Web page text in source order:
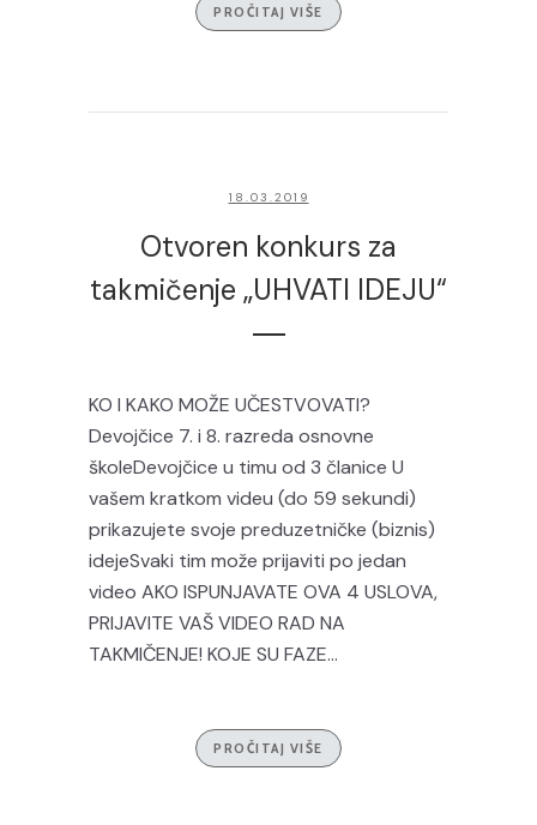
PROČITAJ VIŠE
18.03.2019
Otvoren konkurs za
takmičenje „UHVATI IDEJU“
KO I KAKO MOŽE UČESTVOVATI?
Devojčice 7. i 8. razreda osnovne
školeDevojčice u timu od 3 članice U
vašem kratkom videu (do 59 sekundi)
prikazujete svoje preduzetničke (biznis)
idejeSvaki tim može prijaviti po jedan
video AKO ISPUNJAVATE OVA 4 USLOVA,
PRIJAVITE VAŠ VIDEO RAD NA
TAKMIČENJE! KOJE SU FAZE...
PROČITAJ VIŠE